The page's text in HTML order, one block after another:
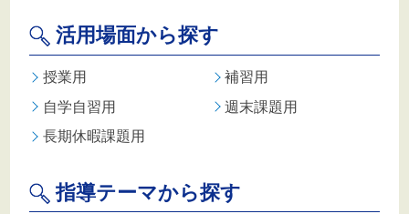
活用場面から探す
授業用
補習用
自学自習用
週末課題用
長期休暇課題用
指導テーマから探す